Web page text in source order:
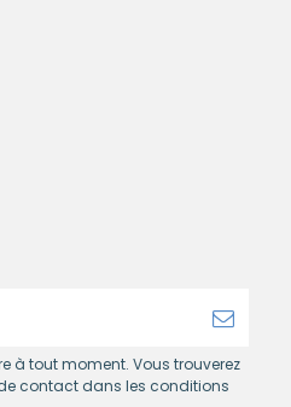
à tout moment. Vous trouverez
contact dans les conditions